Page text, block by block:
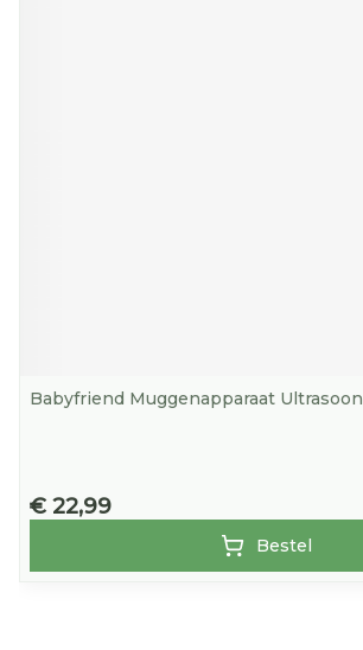
Babyfriend Muggenapparaat Ultrasoon
€ 22,99
Bestel